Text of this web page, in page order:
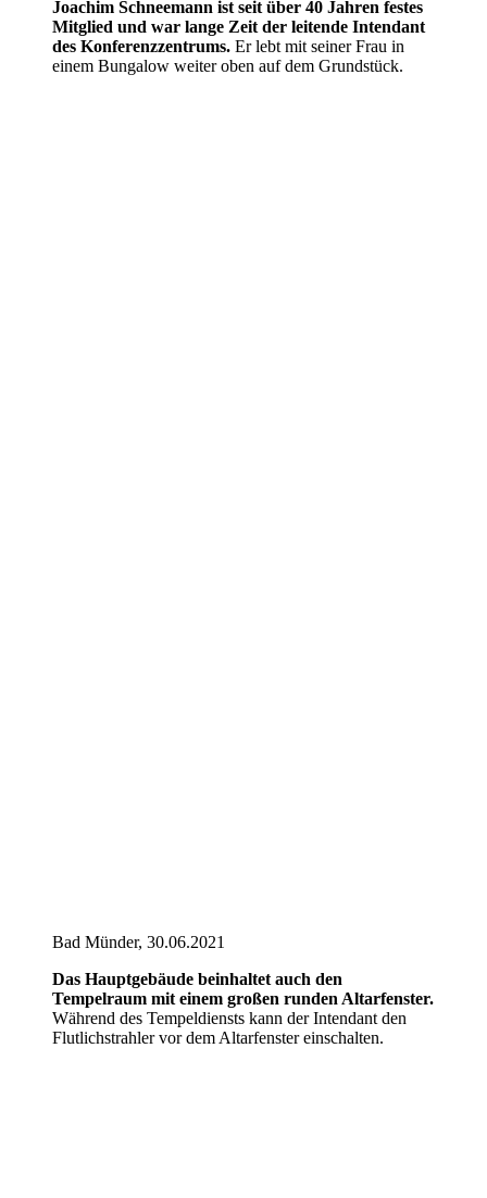
Joachim Schneemann ist seit über 40 Jahren festes
Mitglied und war lange Zeit der leitende Intendant
des Konferenzzentrums. Er lebt mit seiner Frau in
einem Bungalow weiter oben auf dem Grundstück.
Bad Münder, 30.06.2021
Das Hauptgebäude beinhaltet auch den
Tempelraum mit einem großen runden Altarfenster.
Während des Tempeldiensts kann der Intendant den
Flutlichstrahler vor dem Altarfenster einschalten.